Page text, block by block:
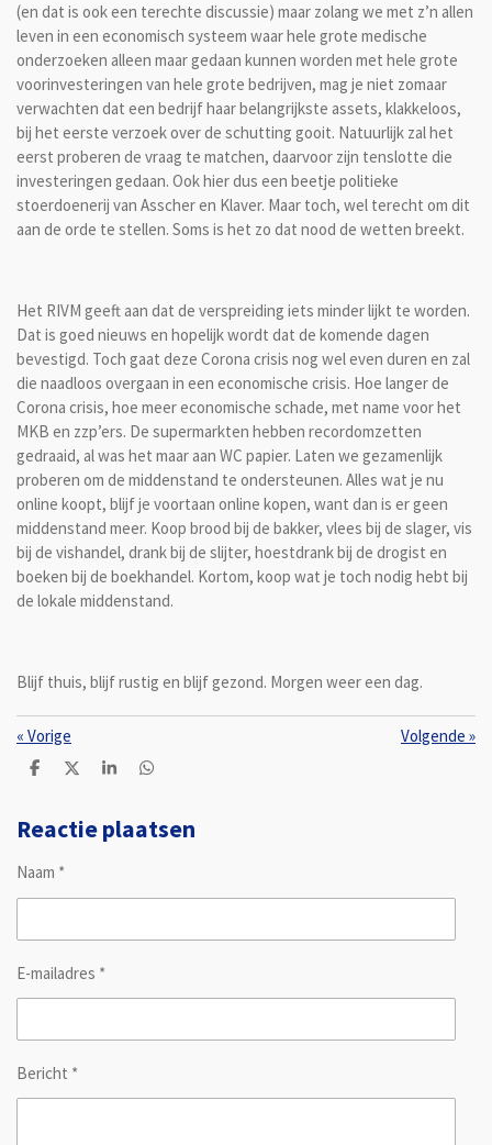
(en dat is ook een terechte discussie) maar zolang we met z’n allen
leven in een economisch systeem waar hele grote medische
onderzoeken alleen maar gedaan kunnen worden met hele grote
voorinvesteringen van hele grote bedrijven, mag je niet zomaar
verwachten dat een bedrijf haar belangrijkste assets, klakkeloos,
bij het eerste verzoek over de schutting gooit. Natuurlijk zal het
eerst proberen de vraag te matchen, daarvoor zijn tenslotte die
investeringen gedaan. Ook hier dus een beetje politieke
stoerdoenerij van Asscher en Klaver. Maar toch, wel terecht om dit
aan de orde te stellen. Soms is het zo dat nood de wetten breekt.
Het RIVM geeft aan dat de verspreiding iets minder lijkt te worden.
Dat is goed nieuws en hopelijk wordt dat de komende dagen
bevestigd. Toch gaat deze Corona crisis nog wel even duren en zal
die naadloos overgaan in een economische crisis. Hoe langer de
Corona crisis, hoe meer economische schade, met name voor het
MKB en zzp’ers. De supermarkten hebben recordomzetten
gedraaid, al was het maar aan WC papier. Laten we gezamenlijk
proberen om de middenstand te ondersteunen. Alles wat je nu
online koopt, blijf je voortaan online kopen, want dan is er geen
middenstand meer. Koop brood bij de bakker, vlees bij de slager, vis
bij de vishandel, drank bij de slijter, hoestdrank bij de drogist en
boeken bij de boekhandel. Kortom, koop wat je toch nodig hebt bij
de lokale middenstand.
Blijf thuis, blijf rustig en blijf gezond. Morgen weer een dag.
« Vorige Volgende »
D
e
n
D
l
S
r
e
D
e
n
Reactie plaatsen
Naam *
E-mailadres *
Bericht *